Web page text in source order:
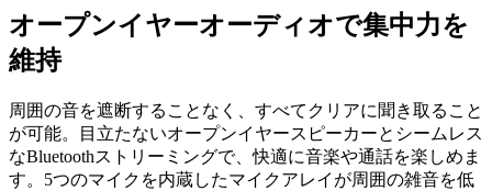
オープンイヤーオーディオで集中力を
維持
周囲の音を遮断することなく、すべてクリアに聞き取ること
が可能。目立たないオープンイヤースピーカーとシームレス
なBluetoothストリーミングで、快適に音楽や通話を楽しめま
す。5つのマイクを内蔵したマイクアレイが周囲の雑音を低